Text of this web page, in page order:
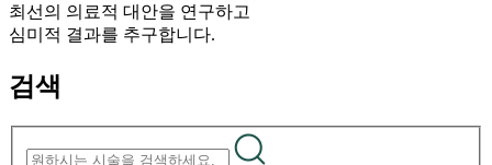
최선의 의료적 대안을 연구하고
심미적 결과를 추구합니다.
검색